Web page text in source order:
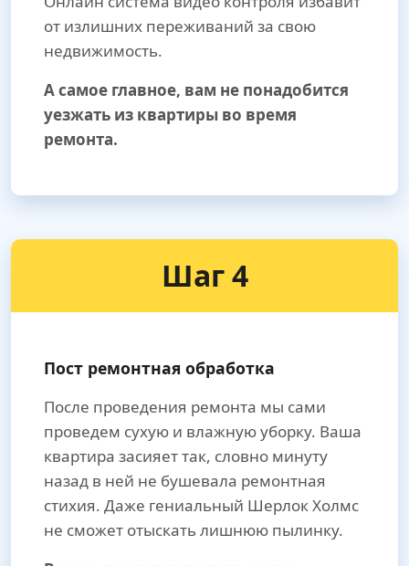
от излишних переживаний за свою
недвижимость.
А самое главное, вам не понадобится
уезжать из квартиры во время
ремонта.
Шаг 4
Пост ремонтная обработка
После проведения ремонта мы сами
проведем сухую и влажную уборку. Ваша
квартира засияет так, словно минуту
назад в ней не бушевала ремонтная
стихия. Даже гениальный Шерлок Холмс
не сможет отыскать лишнюю пылинку.